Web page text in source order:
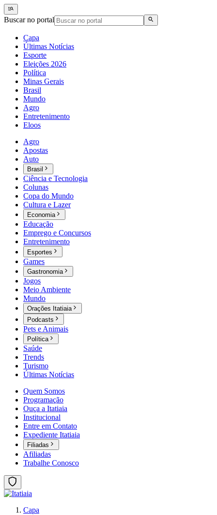
Buscar no portal
Capa
Últimas Notícias
Esporte
Eleições 2026
Política
Minas Gerais
Brasil
Mundo
Agro
Entretenimento
Eloos
Agro
Apostas
Auto
Brasil
Ciência e Tecnologia
Colunas
Copa do Mundo
Cultura e Lazer
Economia
Educação
Emprego e Concursos
Entretenimento
Esportes
Games
Gastronomia
Jogos
Meio Ambiente
Mundo
Orações Itatiaia
Podcasts
Pets e Animais
Política
Saúde
Trends
Turismo
Últimas Notícias
Quem Somos
Programação
Ouça a Itatiaia
Institucional
Entre em Contato
Expediente Itatiaia
Filiadas
Afiliadas
Trabalhe Conosco
Capa